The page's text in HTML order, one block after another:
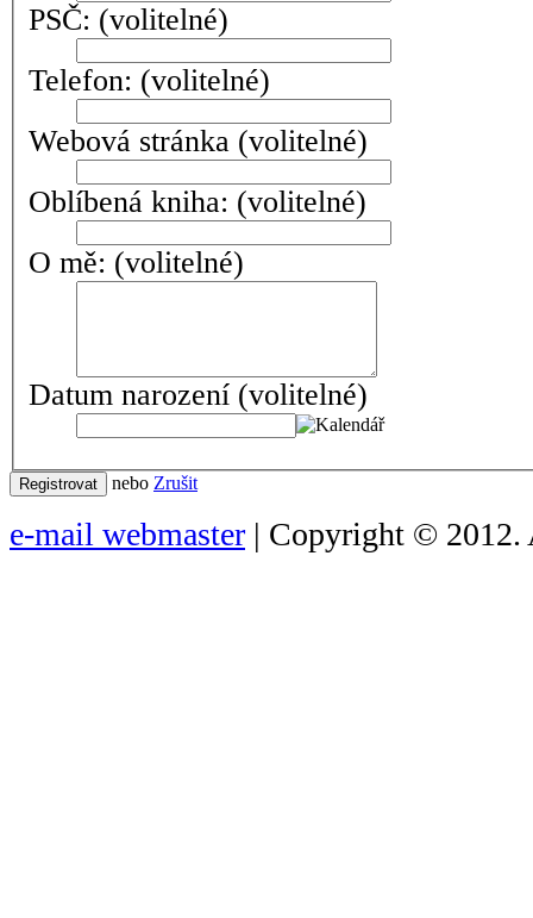
PSČ: (volitelné)
Telefon: (volitelné)
Webová stránka (volitelné)
Oblíbená kniha: (volitelné)
O mě: (volitelné)
Datum narození (volitelné)
Registrovat nebo Zrušit
e-mail webmaster | Copyright © 2012.